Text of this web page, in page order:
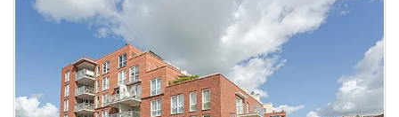
Deze woning
is
waarschijnlijk
Om kans te
maken moet je
binnen 15
minuten
reageren.